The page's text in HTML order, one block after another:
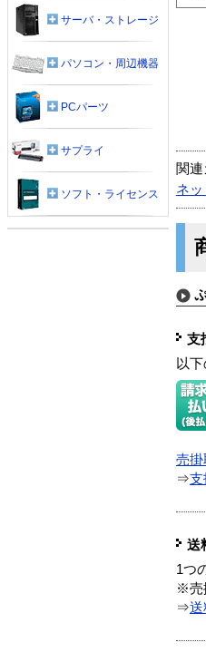
関連
ネッ
支
以下
売掛
⇒支
送
1つ
※売
⇒送
サーバ・ストレージ
パソコン・周辺機器
PCパーツ
サプライ
ソフト・ライセンス